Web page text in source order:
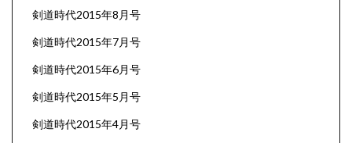
剣道時代2015年8月号
剣道時代2015年7月号
剣道時代2015年6月号
剣道時代2015年5月号
剣道時代2015年4月号